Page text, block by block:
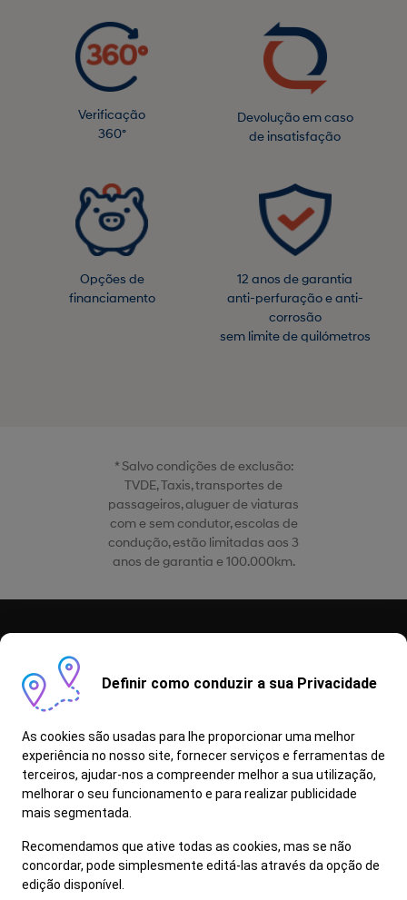
Verificação
360º
Devolução em caso
de insatisfação
Opções de
financiamento
12 anos de garantia
anti-perfuração e anti-
corrosão
sem limite de quilómetros
* Salvo condições de exclusão:
TVDE, Taxis, transportes de
passageiros, aluguer de viaturas
com e sem condutor, escolas de
condução, estão limitadas aos 3
anos de garantia e 100.000km.
Campanhas
Stock Off
Contactos
© 2022 Hyundai Portugal | Todos os direitos reservados
Definir como conduzir a sua Privacidade
As cookies são usadas para lhe proporcionar uma melhor
experiência no nosso site, fornecer serviços e ferramentas de
terceiros, ajudar-nos a compreender melhor a sua utilização,
melhorar o seu funcionamento e para realizar publicidade
mais segmentada.
Recomendamos que ative todas as cookies, mas se não
concordar, pode simplesmente editá-las através da opção de
edição disponível.